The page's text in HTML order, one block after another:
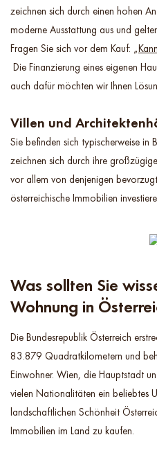
zeichnen sich durch einen hohen
moderne Ausstattung aus und
Fragen Sie sich vor dem Kauf: „
Die Finanzierung eines eigenen
auch dafür möchten wir Ihnen
Villen und
Sie befinden sich typischerweise in
zeichnen sich durch ihre
vor allem von denjenigen
österreichische Immobilien
Was sollten Sie
Wohnung in
Die Bundesrepublik Österreich
83.879 Quadratkilometern und
Einwohner. Wien, die Hauptstadt
vielen Nationalitäten ein beliebtes
landschaftlichen Schönheit
Immobilien im Land zu kaufen.